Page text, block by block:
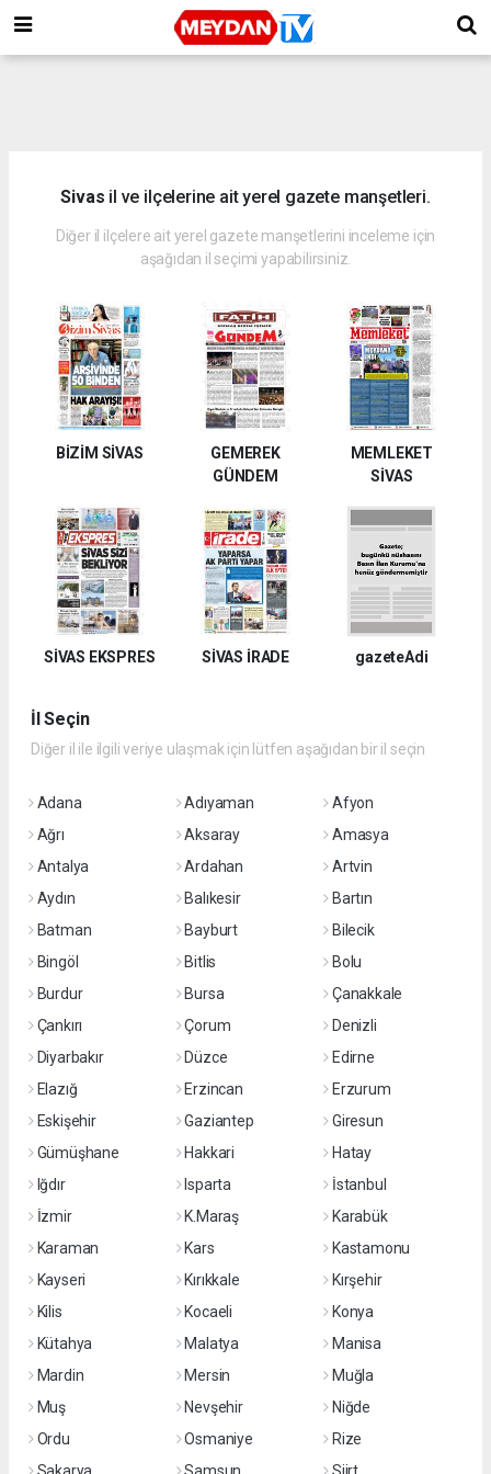
Sivas il ve ilçelerine ait yerel gazete manşetleri.
Diğer il ilçelere ait yerel gazete manşetlerini inceleme için
aşağıdan il seçimi yapabilirsiniz.
BİZİM SİVAS
GEMEREK
GÜNDEM
MEMLEKET
SİVAS
SİVAS EKSPRES SİVAS İRADE gazeteAdi
İl Seçin
Diğer il ile ilgili veriye ulaşmak için lütfen aşağıdan bir il seçin
Adana Adıyaman
Afyon
Ağrı
Aksaray
Amasya
Antalya
Ardahan
Artvin
Aydın
Balıkesir
Bartın
Batman
Bayburt
Bilecik
Bingöl
Bitlis
Bolu
Burdur
Bursa
Çanakkale
Çankırı
Çorum
Denizli
Diyarbakır
Düzce
Edirne
Elazığ
Erzincan
Erzurum
Eskişehir
Gaziantep
Giresun
Gümüşhane
Hakkari
Hatay
Iğdır
Isparta
İstanbul
İzmir
K.Maraş
Karabük
Karaman
Kars
Kastamonu
Kayseri
Kırıkkale
Kırşehir
Kilis
Kocaeli
Konya
Kütahya
Malatya
Manisa
Mardin
Mersin
Muğla
Muş
Nevşehir
Niğde
Ordu
Osmaniye
Rize